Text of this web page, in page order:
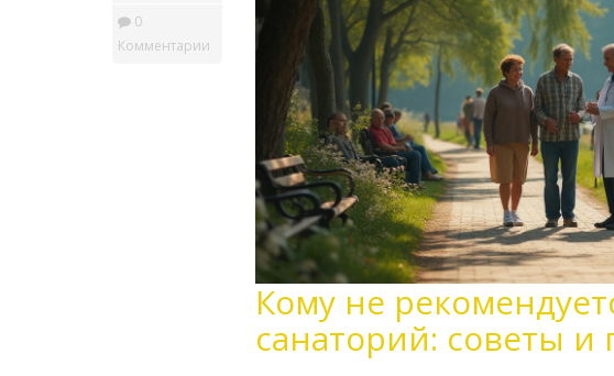
0
Комментарии
Кому не
санаторий: советы и